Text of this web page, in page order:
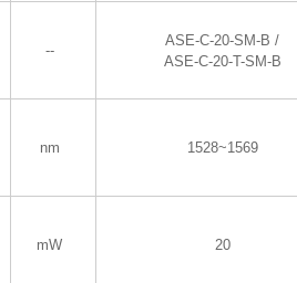
--
ASE-C-20-SM-B /
ASE-C-20-T-SM-B
nm 1528~1569
mW 20